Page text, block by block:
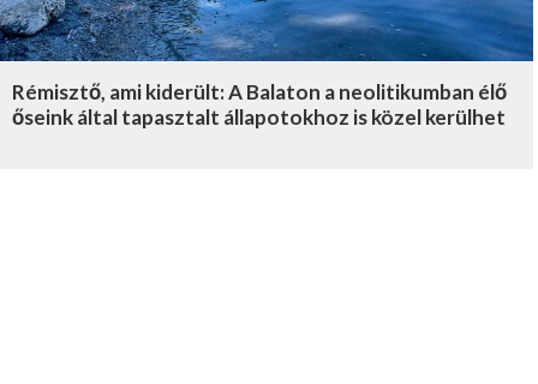
Rémisztő, ami kiderült: A Balaton a neolitikumban élő
őseink által tapasztalt állapotokhoz is közel kerülhet